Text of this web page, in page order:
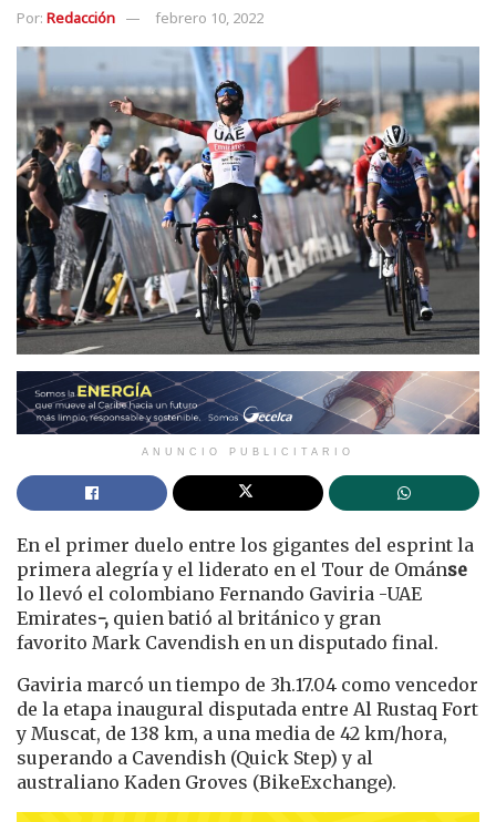
Por: Redacción febrero 10, 2022
ANUNCIO PUBLICITARIO
En el primer duelo entre los gigantes del esprint la
primera alegría y el liderato en el Tour de Ománse
lo llevó el colombiano Fernando Gaviria -UAE
Emirates-, quien batió al británico y gran
favorito Mark Cavendish en un disputado final.
Gaviria marcó un tiempo de 3h.17.04 como vencedor
de la etapa inaugural disputada entre Al Rustaq Fort
y Muscat, de 138 km, a una media de 42 km/hora,
superando a Cavendish (Quick Step) y al
australiano Kaden Groves (BikeExchange).